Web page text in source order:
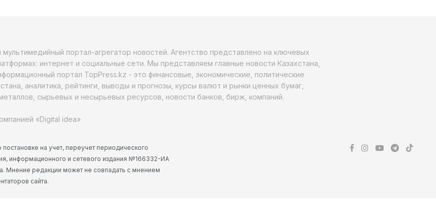
мультимедийный портал-агрегатор новостей. Агентство представлено на ключевых
интернет и социальные сети. Мы представляем главные новости Казахстана,
портал TopPress.kz - это финансовые, экономические, политические
аналитика, рейтинги, выводы и прогнозы, курсы валют и рынки ценных бумаг,
сырьевых и несырьевых ресурсов, новости банков, бирж, компаний.
«Digital idea»
постановке на учет, переучет периодического
информационного и сетевого издания №166332-ИА
Мнение редакции может не совпадать с мнением
сайта.